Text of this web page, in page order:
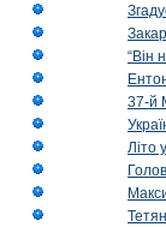
“Він
37-й
Літо